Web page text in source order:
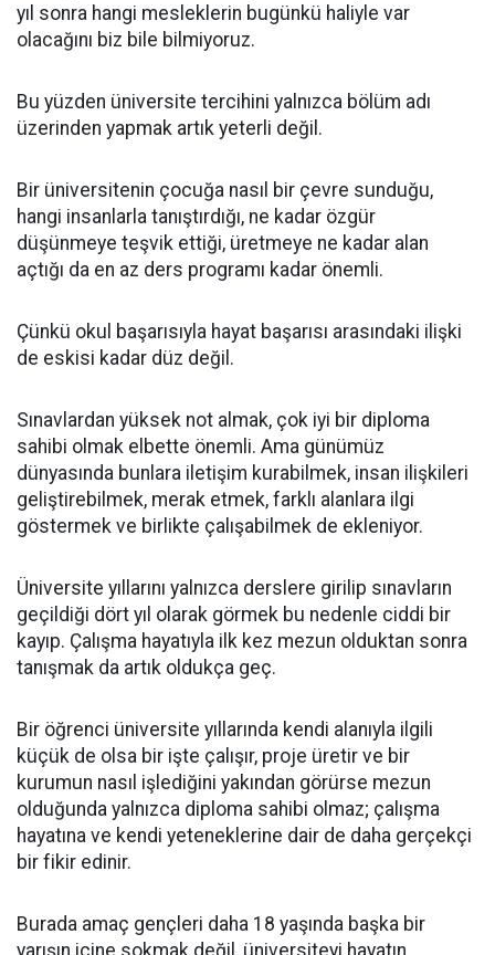
yıl sonra hangi mesleklerin bugünkü haliyle var
olacağını biz bile bilmiyoruz.
Bu yüzden üniversite tercihini yalnızca bölüm adı
üzerinden yapmak artık yeterli değil.
Bir üniversitenin çocuğa nasıl bir çevre sunduğu,
hangi insanlarla tanıştırdığı, ne kadar özgür
düşünmeye teşvik ettiği, üretmeye ne kadar alan
açtığı da en az ders programı kadar önemli.
Çünkü okul başarısıyla hayat başarısı arasındaki ilişki
de eskisi kadar düz değil.
Sınavlardan yüksek not almak, çok iyi bir diploma
sahibi olmak elbette önemli. Ama günümüz
dünyasında bunlara iletişim kurabilmek, insan ilişkileri
geliştirebilmek, merak etmek, farklı alanlara ilgi
göstermek ve birlikte çalışabilmek de ekleniyor.
Üniversite yıllarını yalnızca derslere girilip sınavların
geçildiği dört yıl olarak görmek bu nedenle ciddi bir
kayıp. Çalışma hayatıyla ilk kez mezun olduktan sonra
tanışmak da artık oldukça geç.
Bir öğrenci üniversite yıllarında kendi alanıyla ilgili
küçük de olsa bir işte çalışır, proje üretir ve bir
kurumun nasıl işlediğini yakından görürse mezun
olduğunda yalnızca diploma sahibi olmaz; çalışma
hayatına ve kendi yeteneklerine dair de daha gerçekçi
bir fikir edinir.
Burada amaç gençleri daha 18 yaşında başka bir
yarışın içine sokmak değil, üniversiteyi hayatın